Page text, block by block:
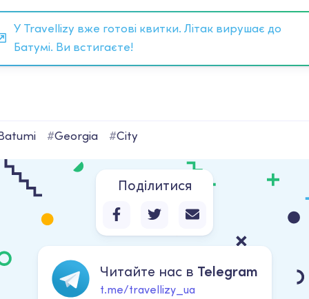
У Travellizy вже готові квитки. Літак вирушає до
Батумі. Ви встигаєте!
#Georgia #City
Поділитися
Читайте нас в Telegram
t.me/travellizy_ua